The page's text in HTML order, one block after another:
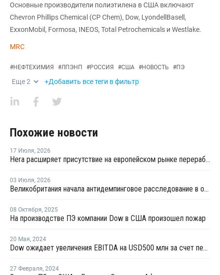
Основные производители полиэтилена в США включают
Chevron Phillips Chemical (CP Chem), Dow, LyondellBasell,
ExxonMobil, Formosa, INEOS, Total Petrochemicals и Westlake.
MRC
#НЕФТЕХИМИЯ #ЛПЭНП #РОССИЯ #США #НОВОСТЬ #ПЭ
Еще2 +Добавить все теги в фильтр
Похожие новости
17 Июля, 2026
Hera расширяет присутствие на европейском рынке переработки пластика благодаря приобретению в Польше
03 Июля, 2026
Великобритания начала антидемпинговое расследование в отношении импорта ЛПНП из США
08 Октября, 2025
На производстве ПЭ компании Dow в США произошел пожар
20 Мая, 2024
Dow ожидает увеличения EBITDA на USD500 млн за счет переработки отходов к 2030 году
27 Февраля, 2024